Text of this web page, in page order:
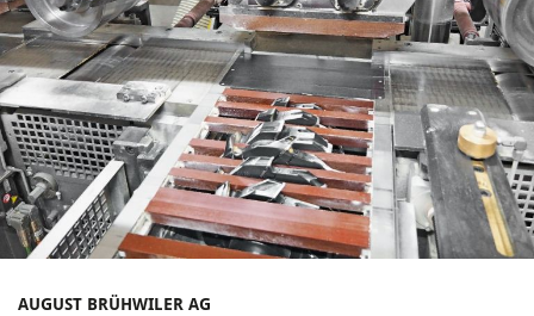
AUGUST BRÜHWILER AG